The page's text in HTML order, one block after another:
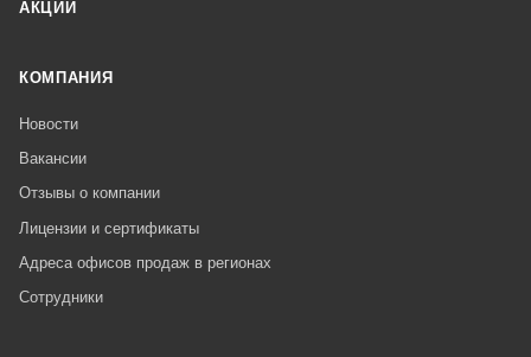
АКЦИИ
КОМПАНИЯ
Новости
Вакансии
Отзывы о компании
Лицензии и сертификаты
Адреса офисов продаж в регионах
Сотрудники